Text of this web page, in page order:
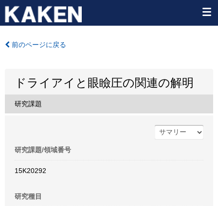
前のページに戻る
ドライアイと眼瞼圧の関連の解明
研究課題
研究課題/領域番号
15K20292
研究種目